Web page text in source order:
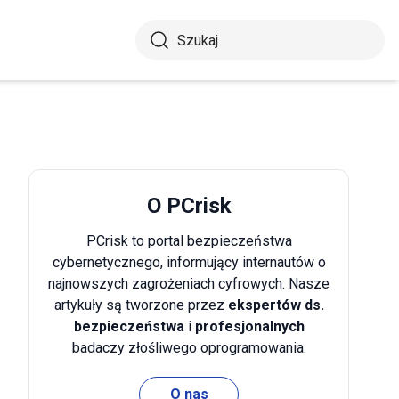
O PCrisk
PCrisk to portal bezpieczeństwa
cybernetycznego, informujący internautów o
najnowszych zagrożeniach cyfrowych. Nasze
artykuły są tworzone przez ekspertów ds.
bezpieczeństwai profesjonalnych
badaczy złośliwego oprogramowania.
O nas